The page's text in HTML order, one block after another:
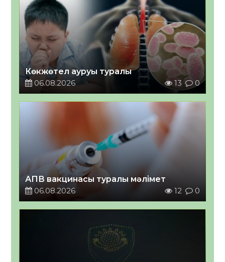
Көкжөтел ауруы туралы
06.08.2026
13 0
АПВ вакцинасы туралы мәлімет
06.08.2026
12 0